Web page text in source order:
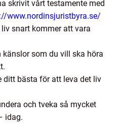
skrivit vårt testamente med
www.nordinsjuristbyra.se/
snart kommer att vara
som du vill ska höra
ditt bästa för att leva det liv
och tveka så mycket
idag.